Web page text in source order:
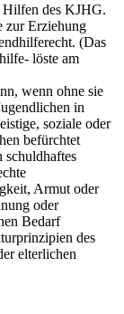
des KJHG.
zur Erziehung
(Das
löste am
wenn ohne sie
in
soziale oder
befürchtet
schuldhaftes
Armut oder
oder
Bedarf
des
elterlichen